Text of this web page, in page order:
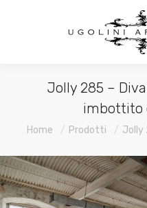
Jolly 285 –
imbottito
You are here:
Home Prodotti Jolly